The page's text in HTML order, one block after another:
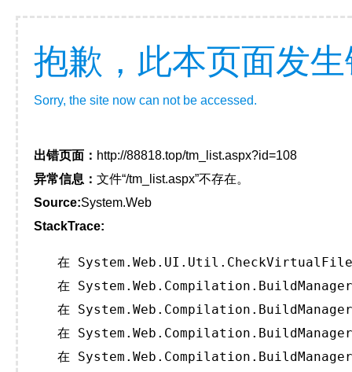
抱歉，此本页面发
Sorry, the site now can not be accessed.
出错页面： http://88818.top/tm_list.aspx?id=108
异常信息： 文件“/tm_list.aspx”不存在。
Source:System.Web
StackTrace:
在
在
在
在
在